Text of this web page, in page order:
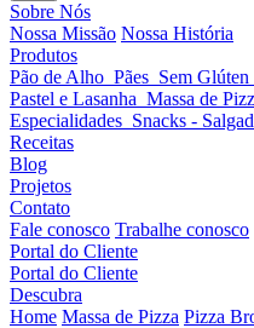
Sobre Nós
Nossa Missão Nossa História
Produtos
Pão de Alho Pães Sem Glúten
Pastel e Lasanha Massa de
Especialidades Snacks -
Receitas
Blog
Projetos
Contato
Fale conosco Trabalhe conosco
Portal do Cliente
Portal do Cliente
Descubra
Home Massa de Pizza Pizza